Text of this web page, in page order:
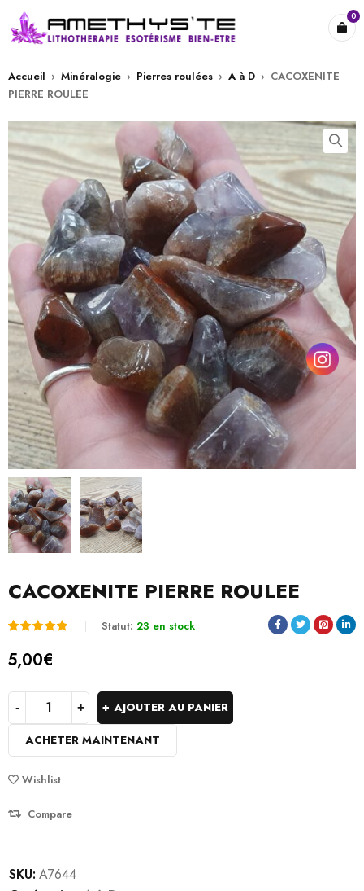
0
Accueil › Minéralogie › Pierres roulées › A à D › CACOXENITE
PIERRE ROULEE
CACOXENITE PIERRE ROULEE
basé
notations
Statut: 23 en stock
5,00€
AJOUTER AU PANIER
ACHETER MAINTENANT
Wishlist
Compare
SKU: A7644